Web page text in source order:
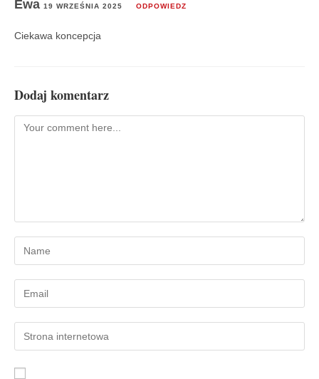
Ewa 19 WRZEŚNIA 2025 ODPOWIEDZ
Ciekawa koncepcja
Dodaj komentarz